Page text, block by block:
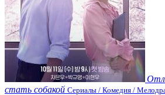
стать собакой Сериалы / Комедия /